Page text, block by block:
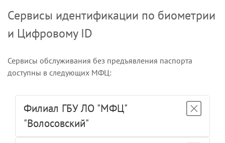
Сервисы идентификации по биометрии
и Цифровому ID
Сервисы обслуживания без предъявления паспорта
доступны в следующих МФЦ:
Филиал ГБУ ЛО "МФЦ"
"Волосовский"